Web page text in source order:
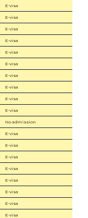
E-visa
E-visa
E-visa
E-visa
E-visa
E-visa
E-visa
E-visa
E-visa
E-visa
No admission
E-visa
E-visa
E-visa
E-visa
E-visa
E-visa
E-visa
E-visa